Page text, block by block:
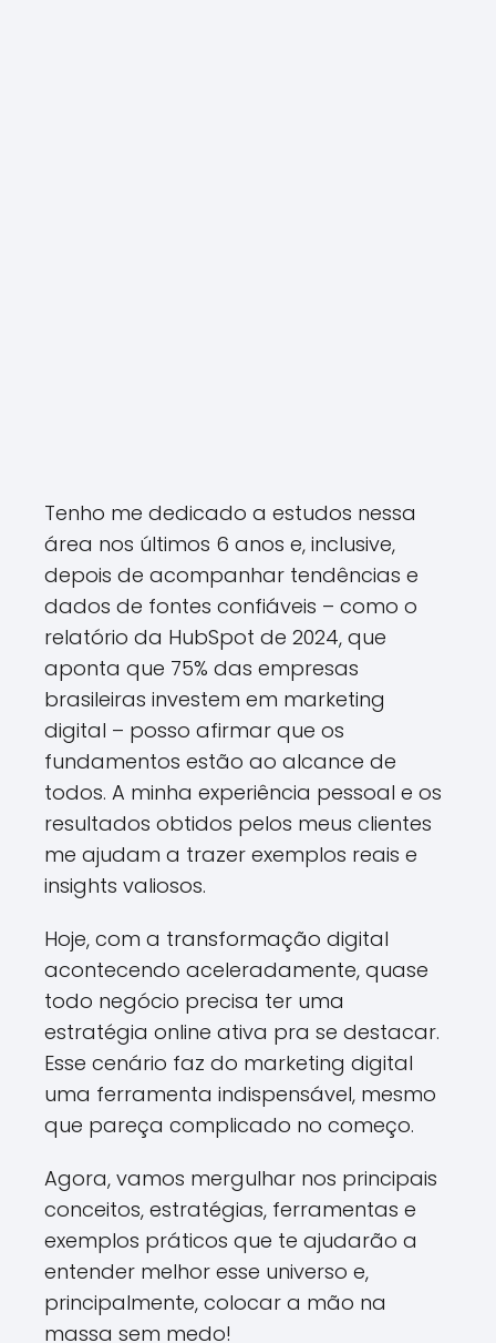
Tenho me dedicado a estudos nessa
área nos últimos 6 anos e, inclusive,
depois de acompanhar tendências e
dados de fontes confiáveis – como o
relatório da HubSpot de 2024, que
aponta que 75% das empresas
brasileiras investem em marketing
digital – posso afirmar que os
fundamentos estão ao alcance de
todos. A minha experiência pessoal e os
resultados obtidos pelos meus clientes
me ajudam a trazer exemplos reais e
insights valiosos.
Hoje, com a transformação digital
acontecendo aceleradamente, quase
todo negócio precisa ter uma
estratégia online ativa pra se destacar.
Esse cenário faz do marketing digital
uma ferramenta indispensável, mesmo
que pareça complicado no começo.
Agora, vamos mergulhar nos principais
conceitos, estratégias, ferramentas e
exemplos práticos que te ajudarão a
entender melhor esse universo e,
principalmente, colocar a mão na
massa sem medo!